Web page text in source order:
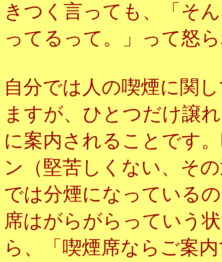
きつく言っても、「そ
ってるって。」って怒
自分では人の喫煙に関
ますが、ひとつだけ譲
に案内されることです
ン（堅苦しくない、そ
では分煙になっている
席はがらがらっていう
ら、「喫煙席ならご案